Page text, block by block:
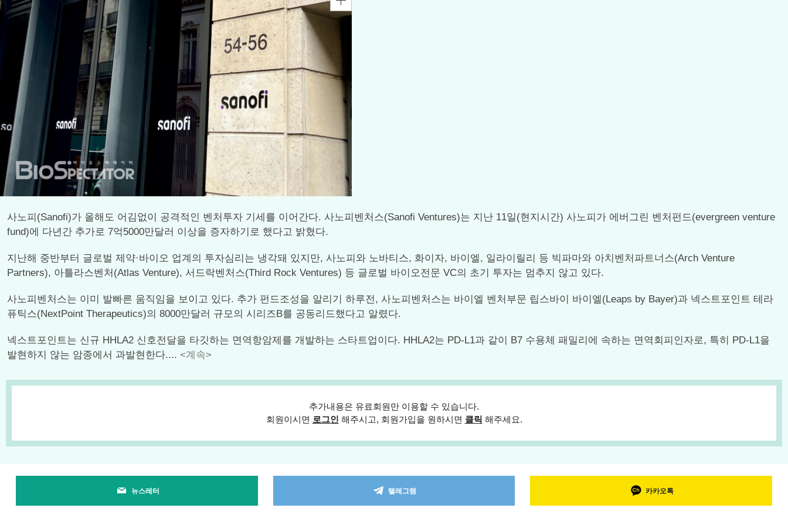
사노피(Sanofi)가 올해도 어김없이 공격적인 벤처투자 기세를 이어간다. 사노피벤처스(Sanofi Ventures)는 지난 11일(현지시간) 사노피가 에버그린 벤처펀드(evergreen venture
fund)에 다년간 추가로 7억5000만달러 이상을 증자하기로 했다고 밝혔다.
지난해 중반부터 글로벌 제약·바이오 업계의 투자심리는 냉각돼 있지만, 사노피와 노바티스, 화이자, 바이엘, 일라이릴리 등 빅파마와 아치벤처파트너스(Arch Venture
Partners), 아틀라스벤처(Atlas Venture), 서드락벤처스(Third Rock Ventures) 등 글로벌 바이오전문 VC의 초기 투자는 멈추지 않고 있다.
사노피벤처스는 이미 발빠른 움직임을 보이고 있다. 추가 펀드조성을 알리기 하루전, 사노피벤처스는 바이엘 벤처부문 립스바이 바이엘(Leaps by Bayer)과 넥스트포인트 테라
퓨틱스(NextPoint Therapeutics)의 8000만달러 규모의 시리즈B를 공동리드했다고 알렸다.
넥스트포인트는 신규 HHLA2 신호전달을 타깃하는 면역항암제를 개발하는 스타트업이다. HHLA2는 PD-L1과 같이 B7 수용체 패밀리에 속하는 면역회피인자로, 특히 PD-L1을
발현하지 않는 암종에서 과발현한다.... <계속>
추가내용은 유료회원만 이용할 수 있습니다.
회원이시면 로그인 해주시고, 회원가입을 원하시면 클릭 해주세요.
뉴스레터 텔레그램 카카오톡